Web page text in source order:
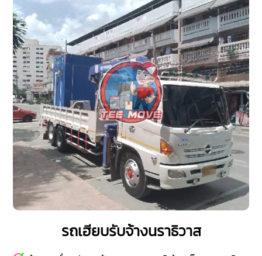
รถเฮียบรับจ้างนราธิวาส